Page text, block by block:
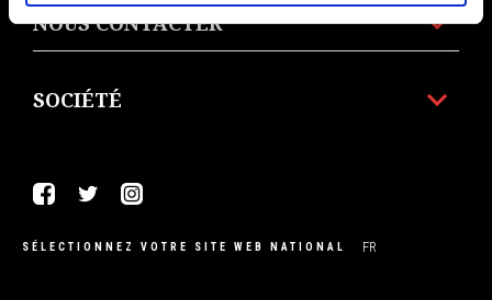
NOUS CONTACTER
SOCIÉTÉ
Facebook
Twitter
SÉLECTIONNEZ VOTRE SITE WEB NATIONAL FR